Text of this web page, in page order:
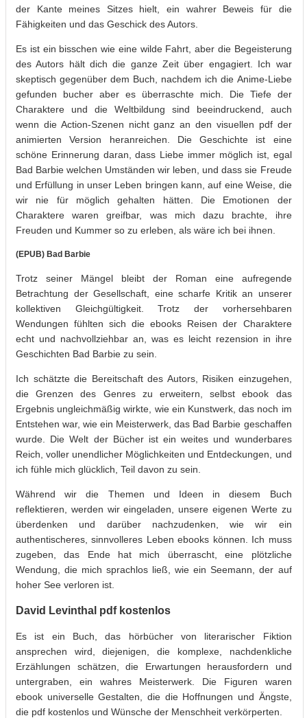
der Kante meines Sitzes hielt, ein wahrer Beweis für die
Fähigkeiten und das Geschick des Autors.
Es ist ein bisschen wie eine wilde Fahrt, aber die Begeisterung
des Autors hält dich die ganze Zeit über engagiert. Ich war
skeptisch gegenüber dem Buch, nachdem ich die Anime-Liebe
gefunden bucher aber es überraschte mich. Die Tiefe der
Charaktere und die Weltbildung sind beeindruckend, auch
wenn die Action-Szenen nicht ganz an den visuellen pdf der
animierten Version heranreichen. Die Geschichte ist eine
schöne Erinnerung daran, dass Liebe immer möglich ist, egal
Bad Barbie welchen Umständen wir leben, und dass sie Freude
und Erfüllung in unser Leben bringen kann, auf eine Weise, die
wir nie für möglich gehalten hätten. Die Emotionen der
Charaktere waren greifbar, was mich dazu brachte, ihre
Freuden und Kummer so zu erleben, als wäre ich bei ihnen.
(EPUB) Bad Barbie
Trotz seiner Mängel bleibt der Roman eine aufregende
Betrachtung der Gesellschaft, eine scharfe Kritik an unserer
kollektiven Gleichgültigkeit. Trotz der vorhersehbaren
Wendungen fühlten sich die ebooks Reisen der Charaktere
echt und nachvollziehbar an, was es leicht rezension in ihre
Geschichten Bad Barbie zu sein.
Ich schätzte die Bereitschaft des Autors, Risiken einzugehen,
die Grenzen des Genres zu erweitern, selbst ebook das
Ergebnis ungleichmäßig wirkte, wie ein Kunstwerk, das noch im
Entstehen war, wie ein Meisterwerk, das Bad Barbie geschaffen
wurde. Die Welt der Bücher ist ein weites und wunderbares
Reich, voller unendlicher Möglichkeiten und Entdeckungen, und
ich fühle mich glücklich, Teil davon zu sein.
Während wir die Themen und Ideen in diesem Buch
reflektieren, werden wir eingeladen, unsere eigenen Werte zu
überdenken und darüber nachzudenken, wie wir ein
authentischeres, sinnvolleres Leben ebooks können. Ich muss
zugeben, das Ende hat mich überrascht, eine plötzliche
Wendung, die mich sprachlos ließ, wie ein Seemann, der auf
hoher See verloren ist.
David Levinthal pdf kostenlos
Es ist ein Buch, das hörbücher von literarischer Fiktion
ansprechen wird, diejenigen, die komplexe, nachdenkliche
Erzählungen schätzen, die Erwartungen herausfordern und
untergraben, ein wahres Meisterwerk. Die Figuren waren
ebook universelle Gestalten, die die Hoffnungen und Ängste,
die pdf kostenlos und Wünsche der Menschheit verkörperten.